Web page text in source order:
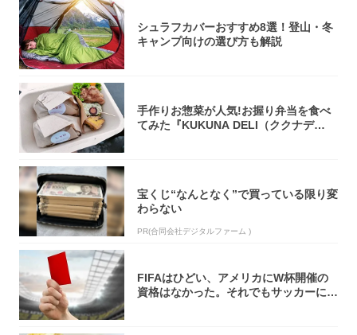
シュラフカバーおすすめ8選！登山・冬
キャンプ向けの選び方も解説
手作りお惣菜が人気!お握り弁当を食べ
てみた『KUKUNA DELI（ククナデ
宝くじ“なんとなく”で買っている限り変
わらない
PR(合同会社デジタルファーム )
FIFAはひどい、アメリカにW杯開催の
資格はなかった。それでもサッカーには